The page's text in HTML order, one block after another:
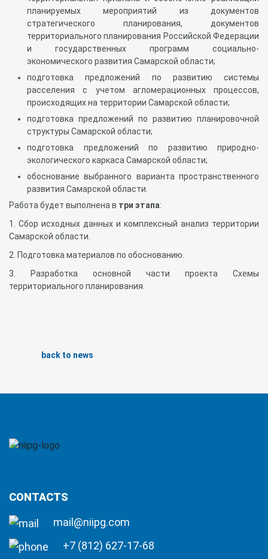
планируемых мероприятий из документов
стратегического планирования, документов
территориального планирования Российской Федерации
и государственных программ социально-
экономического развития Самарской области;
подготовка предложений по развитию системы
расселения с учетом агломерационных процессов,
происходящих на территории Самарской области;
подготовка предложений по развитию планировочной
структуры Самарской области;
подготовка предложений по развитию природно-
экологического каркаса Самарской области;
обоснование выбранного варианта пространственного
развития Самарской области.
Работа будет выполнена в три этапа:
1. Сбор исходных данных и комплексный анализ территории
Самарской области.
2. Подготовка материалов по обоснованию.
3. Разработка основной части проекта Схемы
территориального планирования.
back to news
CONTACTS
mail@niipg.com
+7 (812) 627-17-68